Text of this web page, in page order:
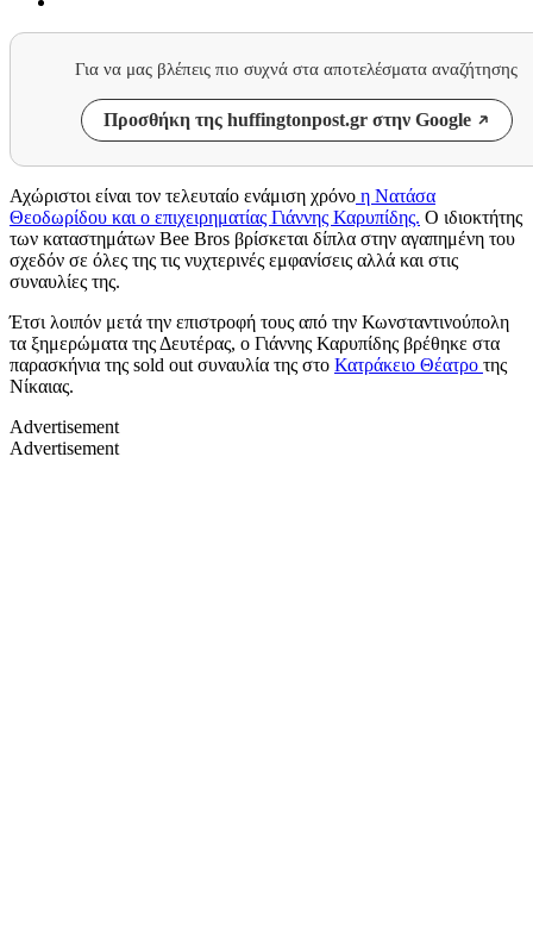
Για να μας βλέπεις πιο συχνά στα αποτελέσματα αναζήτησης
Προσθήκη της huffingtonpost.gr στην Google
Αχώριστοι είναι τον τελευταίο ενάμιση χρόνο η Νατάσα
Θεοδωρίδου και ο επιχειρηματίας Γιάννης Καρυπίδης. Ο ιδιοκτήτης
των καταστημάτων Bee Bros βρίσκεται δίπλα στην αγαπημένη του
σχεδόν σε όλες της τις νυχτερινές εμφανίσεις αλλά και στις
συναυλίες της.
Έτσι λοιπόν μετά την επιστροφή τους από την Κωνσταντινούπολη
τα ξημερώματα της Δευτέρας, ο Γιάννης Καρυπίδης βρέθηκε στα
παρασκήνια της sold out συναυλία της στο Κατράκειο Θέατρο της
Νίκαιας.
Advertisement
Advertisement